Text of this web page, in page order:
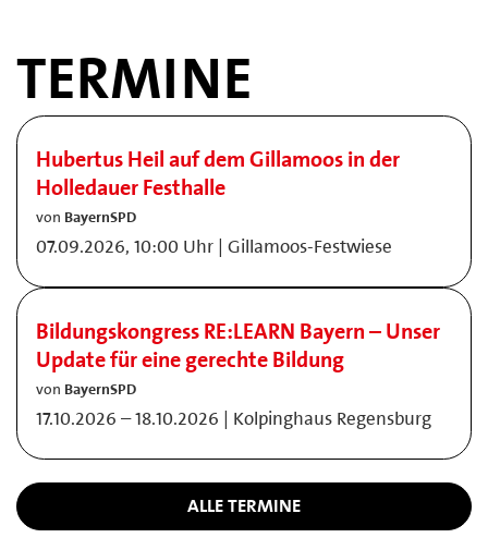
TERMINE
Hubertus Heil auf dem Gillamoos in der
Holledauer Festhalle
von BayernSPD
07.09.2026, 10:00 Uhr | Gillamoos-Festwiese
Bildungskongress RE:LEARN Bayern – Unser
Update für eine gerechte Bildung
von BayernSPD
17.10.2026 – 18.10.2026 | Kolpinghaus Regensburg
ALLE TERMINE